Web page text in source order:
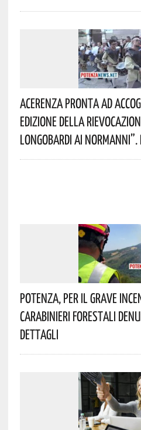
Acerenza Pronta Ad
Edizione Della
Longobardi Ai
Potenza, Per Il Grave
Carabinieri Forestali
Dettagli